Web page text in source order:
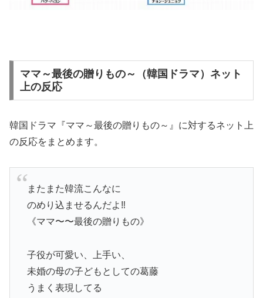
ママ～最後の贈りもの～（韓国ドラマ）ネット
上の反応
韓国ドラマ『ママ～最後の贈りもの～』に対するネット上
の反応をまとめます。
またまた韓流こんなに
のめり込ませるんだよ‼️
《ママ〜〜最後の贈りもの》
子役が可愛い、上手い、
未婚の母の子どもとしての葛藤
うまく表現してる